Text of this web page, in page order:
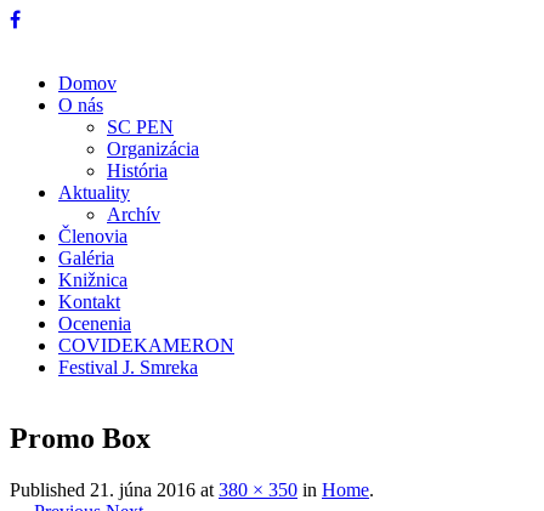
Domov
O nás
SC PEN
Organizácia
História
Aktuality
Archív
Členovia
Galéria
Knižnica
Kontakt
Ocenenia
COVIDEKAMERON
Festival J. Smreka
Promo Box
Published 21. júna 2016 at 380 × 350 in Home.